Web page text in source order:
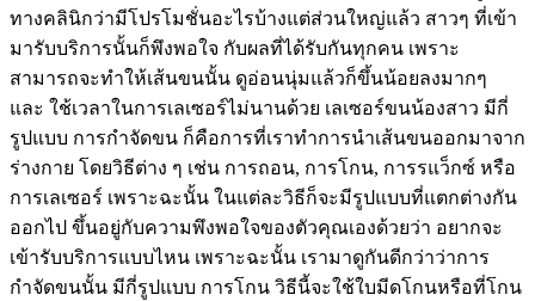
ทางคลินิกว่ามีโปรโมชั่นอะไรบ้างแต่ส่วนใหญ่แล้ว สาวๆ ที่เข้า
มารับบริการนั้นก็พึงพอใจ กับผลที่ได้รับกันทุกคน เพราะ
สามารถจะทำให้เส้นขนนั้น ดูอ่อนนุ่มแล้วก็ขึ้นน้อยลงมากๆ
และ ใช้เวลาในการเลเซอร์ไม่นานด้วย เลเซอร์ขนน้องสาว มีกี่
รูปแบบ การกำจัดขน ก็คือการที่เราทำการนำเส้นขนออกมาจาก
ร่างกาย โดยวิธีต่าง ๆ เช่น การถอน, การโกน, การรแว็กซ์ หรือ
การเลเซอร์ เพราะฉะนั้น ในแต่ละวิธีก็จะมีรูปแบบที่แตกต่างกัน
ออกไป ขึ้นอยู่กับความพึงพอใจของตัวคุณเองด้วยว่า อยากจะ
เข้ารับบริการแบบไหน เพราะฉะนั้น เรามาดูกันดีกว่าว่าการ
กำจัดขนนั้น มีกี่รูปแบบ การโกน วิธีนี้จะใช้ใบมีดโกนหรือที่โกน